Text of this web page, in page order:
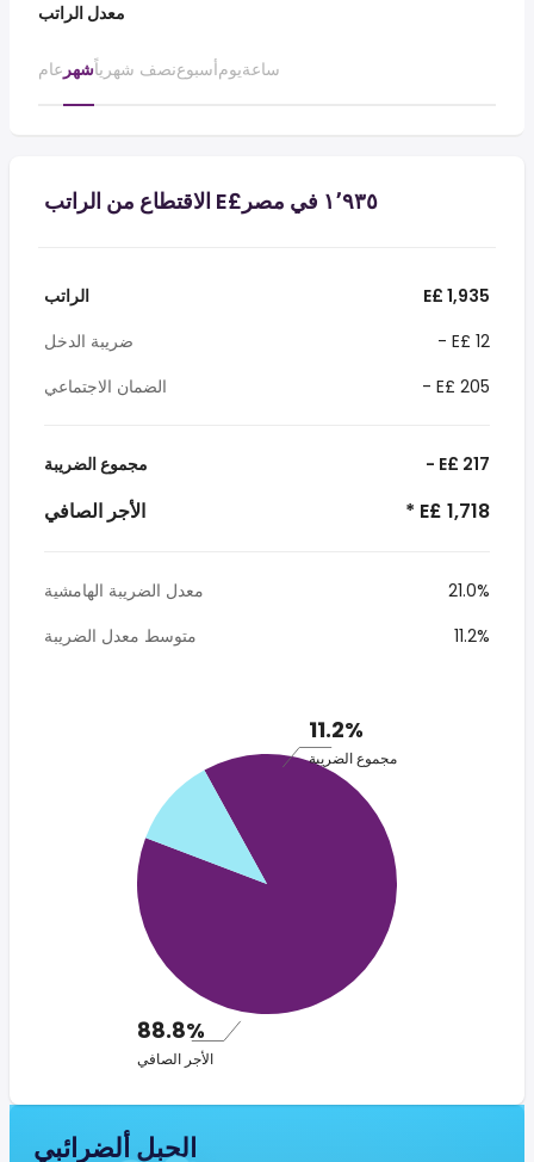
معدل الراتب
عام شهرنصف شهرياًأسبوعيومساعة
الراتب
E£ 1,935
ضريبة الدخل
- E£ 12
الضمان الاجتماعي
- E£ 205
مجموع الضريبة - E£ 217
الأجر الصافي * E£ 1,718
معدل الضريبة الهامشية
21.0%
متوسط معدل الضريبة
11.2%
11.2%
مجموع الضريبة
88.8%
الأجر الصافي
الجبل ألضرائبي